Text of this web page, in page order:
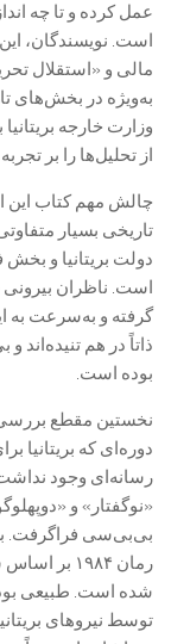
عمل کرده و تا چه
است. نویسندگان،
مالی و «استقلال
به‌ویژه در بخش‌های
وزارت خارجه
از تحلیل‌ها را بر
چالش مهم کتاب این
تاریخی بسیار
دولت بریتانیا و
است. ناظران بیرونی
گرفته و به‌سرعت به
ذاتاً در هم
بوده است.
نخستین مقطع
دوره‌ای که بریتانیا
رسانه‌ای وجود
«نوگفتار» و
بی‌بی‌سی فراگرفت.
رمان ۱۹۸۴
توسط نیروهای